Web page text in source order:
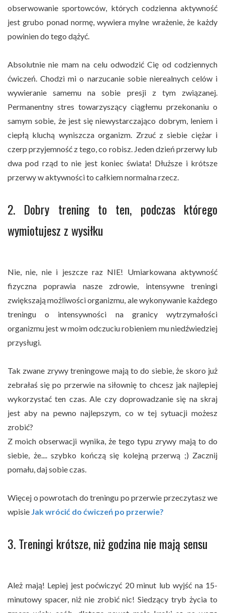
obserwowanie sportowców, których codzienna aktywność
jest grubo ponad normę, wywiera mylne wrażenie, że każdy
powinien do tego dążyć.
Absolutnie nie mam na celu odwodzić Cię od codziennych
ćwiczeń. Chodzi mi o narzucanie sobie nierealnych celów i
wywieranie samemu na sobie presji z tym związanej.
Permanentny stres towarzyszący ciągłemu przekonaniu o
samym sobie, że jest się niewystarczająco dobrym, leniem i
ciepłą kluchą wyniszcza organizm. Zrzuć z siebie ciężar i
czerp przyjemność z tego, co robisz. Jeden dzień przerwy lub
dwa pod rząd to nie jest koniec świata! Dłuższe i krótsze
przerwy w aktywności to całkiem normalna rzecz.
2. Dobry trening to ten, podczas którego
wymiotujesz z wysiłku
Nie, nie, nie i jeszcze raz NIE! Umiarkowana aktywność
fizyczna poprawia nasze zdrowie, intensywne treningi
zwiększają możliwości organizmu, ale wykonywanie każdego
treningu o intensywności na granicy wytrzymałości
organizmu jest w moim odczuciu robieniem mu niedźwiedziej
przysługi.
Tak zwane zrywy treningowe mają to do siebie, że skoro już
zebrałaś się po przerwie na siłownię to chcesz jak najlepiej
wykorzystać ten czas. Ale czy doprowadzanie się na skraj
jest aby na pewno najlepszym, co w tej sytuacji możesz
zrobić?
Z moich obserwacji wynika, że tego typu zrywy mają to do
siebie, że.... szybko kończą się kolejną przerwą ;) Zacznij
pomału, daj sobie czas.
Więcej o powrotach do treningu po przerwie przeczytasz we
wpisie Jak wrócić do ćwiczeń po przerwie?
3. Treningi krótsze, niż godzina nie mają sensu
Ależ mają! Lepiej jest poćwiczyć 20 minut lub wyjść na 15-
minutowy spacer, niż nie zrobić nic! Siedzący tryb życia to